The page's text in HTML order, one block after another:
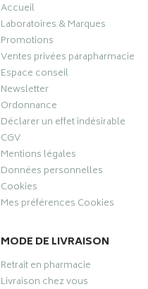
Accueil
Laboratoires & Marques
Promotions
Ventes privées parapharmacie
Espace conseil
Newsletter
Ordonnance
Déclarer un effet indésirable
CGV
Mentions légales
Données personnelles
Cookies
Mes préférences Cookies
MODE DE LIVRAISON
Retrait en pharmacie
Livraison chez vous